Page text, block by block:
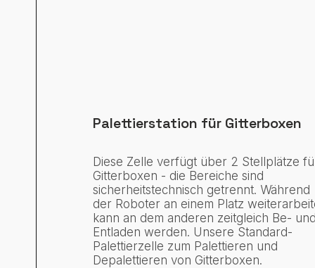
Palettierstation für Gitterboxen
Diese Zelle verfügt über 2 Stellplätze
Gitterboxen - die Bereiche sind
sicherheitstechnisch getrennt. Während
der Roboter an einem Platz
kann an dem anderen zeitgleich Be-
Entladen werden. Unsere Standard-
Palettierzelle zum Palettieren und
Depalettieren von Gitterboxen.